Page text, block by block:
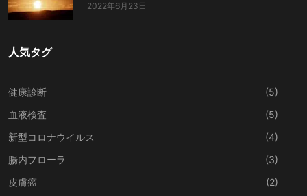
2022年6月23日
人気タグ
健康診断
(5)
血液検査
(5)
新型コロナウイルス
(4)
腸内フローラ
(3)
皮膚癌
(2)